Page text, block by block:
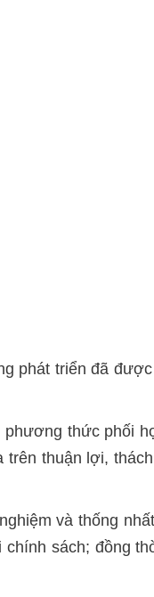
phát triển đã
thức phối
thuận lợi,
và thống
sách; đồng